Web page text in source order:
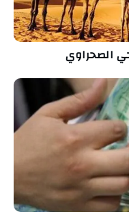
الصحراوي